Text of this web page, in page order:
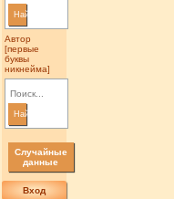
Найти
Автор
[первые
буквы
никнейма]
Найти
Случайные
данные
Вход